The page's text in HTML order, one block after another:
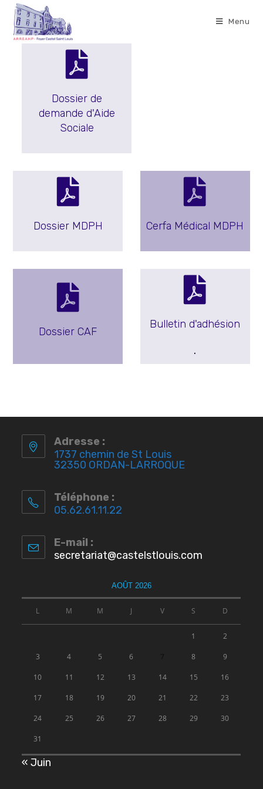
Menu
Dossier de
demande d'Aide
Sociale
Dossier MDPH Cerfa Médical MDPH
Dossier CAF
Bulletin d'adhésion
.
Adresse :
1737 chemin de St Louis
32350 ORDAN-LARROQUE
Téléphone :
05.62.61.11.22
E-mail :
secretariat@castelstlouis.com
AOÛT 2026
L M M J V S D
1 2
3 4 5 6 8 9
10 11 12 13 14 15 16
17 18 19 20 21 22 23
24 25 26 27 28 29 30
31
« Juin